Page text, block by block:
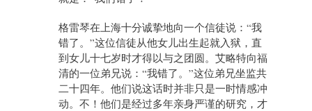
格雷琴在上海十分诚挚地向一个信徒说：“我
错了。”这位信徒从他女儿出生起就入狱，直
到女儿十七岁时才得以与之团圆。艾略特向福
清的一位弟兄说：“我错了。”这位弟兄坐监共
二十四年。他们说这话时并非只是一时情感冲
动。不！他们是经过多年亲身严谨的研究，才